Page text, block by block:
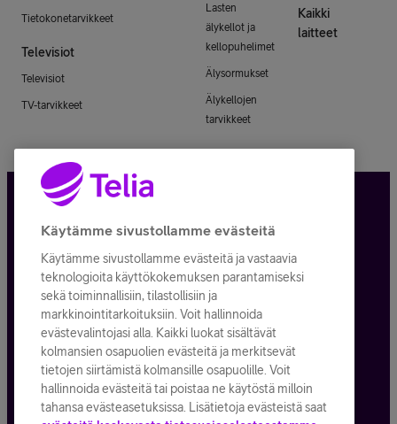
Tietokonetarvikkeet
Televisiot
Televisiot
TV-tarvikkeet
Lasten
älykellot ja
kellopuhelimet
Älysormukset
Älykellojen
tarvikkeet
Kaikki
laitteet
Tietosuoja ja -turva
Tilauksen peruuttaminen
Käyttöehdot
Evästeiden käyttö
Toimitusehdot ja palvelukuvaukset
Käytämme sivustollamme evästeitä
Käytämme sivustollamme evästeitä ja vastaavia
teknologioita käyttökokemuksen parantamiseksi
sekä toiminnallisiin, tilastollisiin ja
markkinointitarkoituksiin. Voit hallinnoida
evästevalintojasi alla. Kaikki luokat sisältävät
kolmansien osapuolien evästeitä ja merkitsevät
tietojen siirtämistä kolmansille osapuolille. Voit
hallinnoida evästeitä tai poistaa ne käytöstä milloin
tahansa evästeasetuksissa. Lisätietoja evästeistä saat